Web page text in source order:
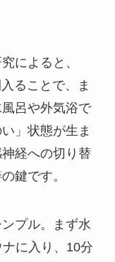
によると、
ることで、ま
呂や外気浴で
」状態が生ま
経への切り替
鍵です。
プル。まず水
に入り、10分